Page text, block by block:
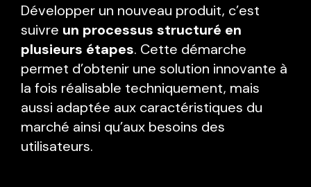
Développer un nouveau produit, c’est
suivre un processus structuré en
plusieurs étapes. Cette démarche
permet d’obtenir une solution innovante à
la fois réalisable techniquement, mais
aussi adaptée aux caractéristiques du
marché ainsi qu’aux besoins des
utilisateurs.